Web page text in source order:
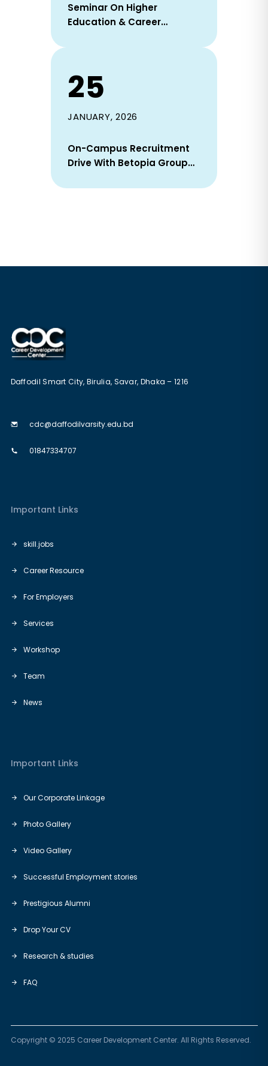
Seminar On Higher
Education & Career
25
JANUARY, 2026
On-Campus Recruitment
Drive With Betopia Group
25 January 2026
Daffodil Smart City, Birulia, Savar, Dhaka – 1216
cdc@daffodilvarsity.edu.bd
01847334707
Important Links
skill.jobs
Career Resource
For Employers
Services
Workshop
Team
News
Important Links
Our Corporate Linkage
Photo Gallery
Video Gallery
Successful Employment stories
Prestigious Alumni
Drop Your CV
Research & studies
FAQ
Copyright © 2025 Career Development Center. All Rights Reserved.